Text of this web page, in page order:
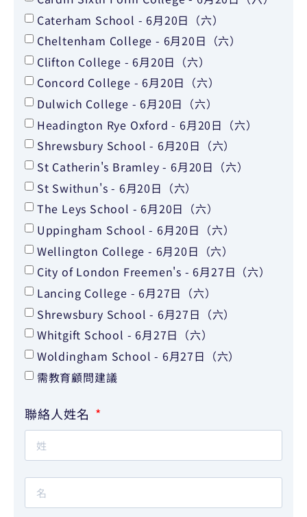
Caterham School - 6月20日（六）
Cheltenham College - 6月20日（六）
Clifton College - 6月20日（六）
Concord College - 6月20日（六）
Dulwich College - 6月20日（六）
Headington Rye Oxford - 6月20日（六）
Shrewsbury School - 6月20日（六）
St Catherin's Bramley - 6月20日（六）
St Swithun's - 6月20日（六）
The Leys School - 6月20日（六）
Uppingham School - 6月20日（六）
Wellington College - 6月20日（六）
City of London Freemen's - 6月27日（六）
Lancing College - 6月27日（六）
Shrewsbury School - 6月27日（六）
Whitgift School - 6月27日（六）
Woldingham School - 6月27日（六）
需教育顧問建議
聯絡人姓名